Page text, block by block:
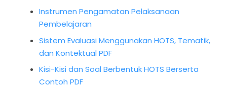
Instrumen Pengamatan Pelaksanaan
Pembelajaran
Sistem Evaluasi Menggunakan HOTS, Tematik,
dan Kontektual PDF
Kisi-Kisi dan Soal Berbentuk HOTS Berserta
Contoh PDF